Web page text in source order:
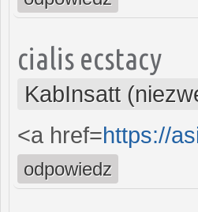
cialis ecstacy
KabInsatt
<a href=https://
odpowiedz